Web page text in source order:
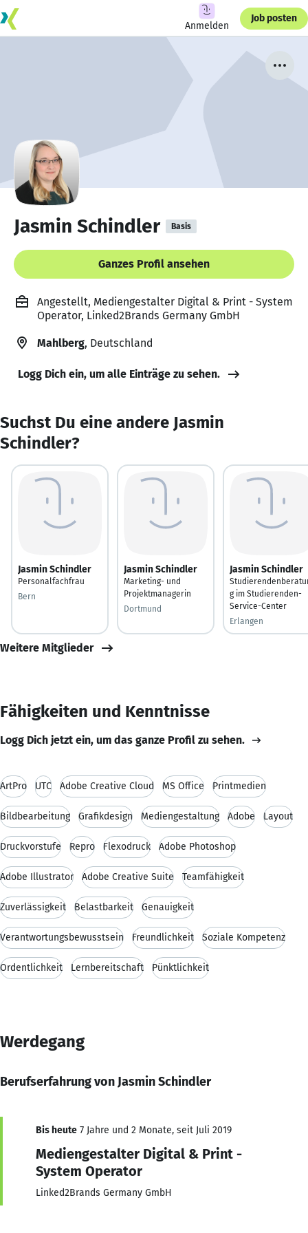
Anmelden
Job posten
Jasmin Schindler Basis
Ganzes Profil ansehen
Angestellt, Mediengestalter Digital & Print - System
Operator, Linked2Brands Germany GmbH
Mahlberg, Deutschland
Logg Dich ein, um alle Einträge zu sehen.
Suchst Du eine andere Jasmin
Schindler?
Jasmin Schindler
Personalfachfrau
Bern
Jasmin Schindler
Marketing- und
Projektmanagerin
Dortmund
Jasmin Schindler
g im Studierenden-
Service-Center
Erlangen
Weitere Mitglieder
Fähigkeiten und Kenntnisse
Logg Dich jetzt ein, um das ganze Profil zu sehen.
ArtPro UTC Adobe Creative Cloud MS Office Printmedien
Bildbearbeitung Grafikdesign Mediengestaltung Adobe Layout
Druckvorstufe Repro Flexodruck Adobe Photoshop
Adobe Illustrator Adobe Creative Suite Teamfähigkeit
Zuverlässigkeit Belastbarkeit Genauigkeit
Verantwortungsbewusstsein Freundlichkeit Soziale Kompetenz
Ordentlichkeit Lernbereitschaft Pünktlichkeit
Werdegang
Berufserfahrung von Jasmin Schindler
Bis heute 7 Jahre und 2 Monate, seit Juli 2019
Mediengestalter Digital & Print -
System Operator
Linked2Brands Germany GmbH